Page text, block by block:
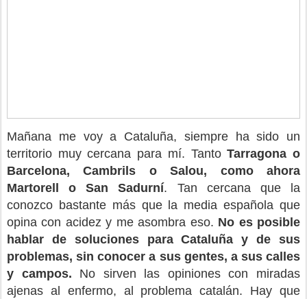
Mañana me voy a Cataluña, siempre ha sido un
territorio muy cercana para mí. TantoTarragona o
Barcelona, Cambrils o Salou, como ahora
Martorell o San Sadurní. Tan cercana que la
conozco bastante más que la media española que
opina con acidez y me asombra eso. No es posible
hablar de soluciones para Cataluña y de sus
problemas, sin conocer a sus gentes, a sus calles
y campos. No sirven las opiniones con miradas
ajenas al enfermo, al problema catalán. Hay que